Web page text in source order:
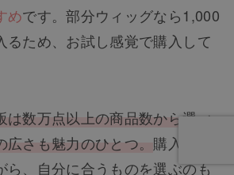
めです。部分ウィッグなら1,000
るため、お試し感覚で購入して
は数万点以上の商品数から選べ
さも魅力のひとつ。 購入者の
ら、自分に合うものを選ぶのも